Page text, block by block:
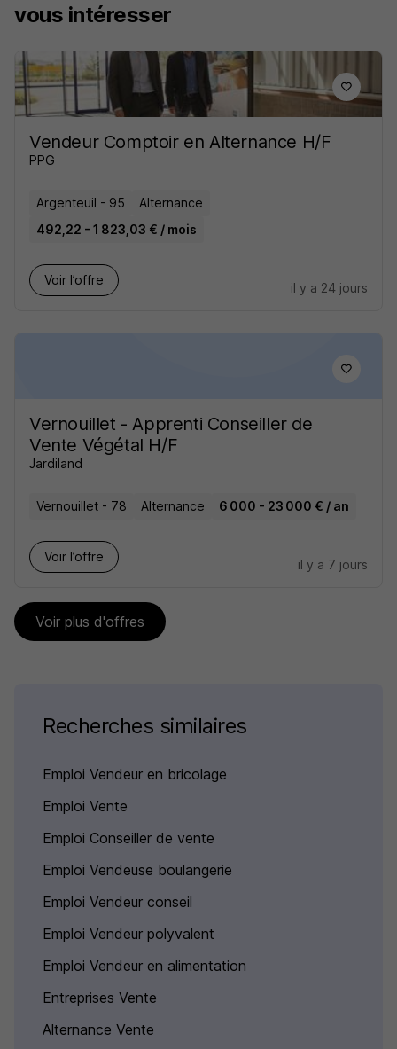
vous intéresser
Vendeur Comptoir en Alternance H/F
PPG
Argenteuil - 95
Alternance
492,22 - 1 823,03 € / mois
Voir l’offre
il y a 24 jours
Vernouillet - Apprenti Conseiller de
Vente Végétal H/F
Jardiland
Vernouillet - 78 Alternance 6 000 - 23 000 € / an
Voir l’offre
il y a 7 jours
Voir plus d'offres
Recherches similaires
Emploi Vendeur en bricolage
Emploi Vente
Emploi Conseiller de vente
Emploi Vendeuse boulangerie
Emploi Vendeur conseil
Emploi Vendeur polyvalent
Emploi Vendeur en alimentation
Entreprises Vente
Alternance Vente